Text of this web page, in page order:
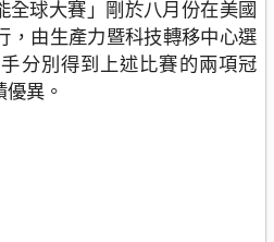
全球大賽」剛於八月份在美國
，由生產力暨科技轉移中心選
分別得到上述比賽的兩項冠
異。